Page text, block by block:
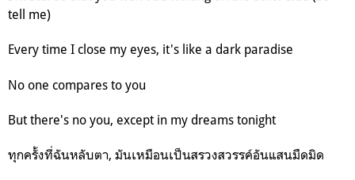
tell me)
Every time I close my eyes, it's like a dark paradise
No one compares to you
But there's no you, except in my dreams tonight
ทุกครั้งที่ฉันหลับตา, มันเหมือนเป็นสรวงสวรรค์อันแสนมืดมิด